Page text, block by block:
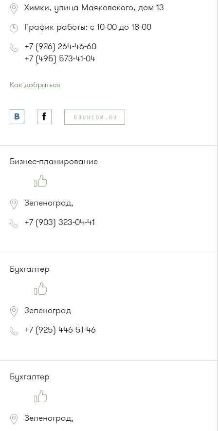
366, 374, 495, 497
Маршрутки 416м, 417м, 460м, 164, 495
Химки, улица Маяковского, дом 13
График работы: с 10-00 до 18-00
+7 (926) 264-46-60
+7 (495) 573-41-04
Как добраться
Автобусы № 27, 32, 370, 400, 817, 851.
Маршрутка № 431м, 476м
Автобусы № 30, 43, 817, 851, 905.
BBUHCOM.RU
Бизнес-планирование
Зеленоград,
+7 (903) 323-04-41
Бухгалтер
Зеленоград
+7 (925) 446-51-46
Бухгалтер
Зеленоград,